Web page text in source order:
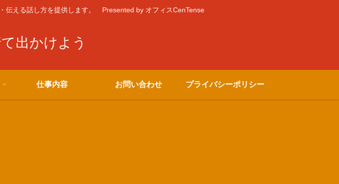
伝える話し方を提供します。 Presented by オフィスCenTense
出かけよう
仕事内容 お問い合わせ プライバシーポリシー